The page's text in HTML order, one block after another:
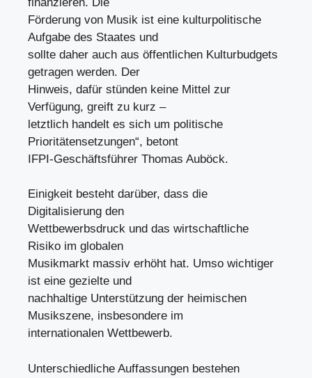
Förderung von Musik ist eine kulturpolitische
Aufgabe des Staates und
sollte daher auch aus öffentlichen Kulturbudgets
getragen werden. Der
Hinweis, dafür stünden keine Mittel zur
Verfügung, greift zu kurz –
letztlich handelt es sich um politische
Prioritätensetzungen“, betont
IFPI-Geschäftsführer Thomas Auböck.
Einigkeit besteht darüber, dass die
Digitalisierung den
Wettbewerbsdruck und das wirtschaftliche
Risiko im globalen
Musikmarkt massiv erhöht hat. Umso wichtiger
ist eine gezielte und
nachhaltige Unterstützung der heimischen
Musikszene, insbesondere im
internationalen Wettbewerb.
Unterschiedliche Auffassungen bestehen